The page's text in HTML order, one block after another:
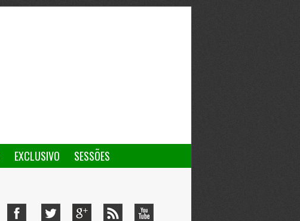
EXCLUSIVO
SESSÕES